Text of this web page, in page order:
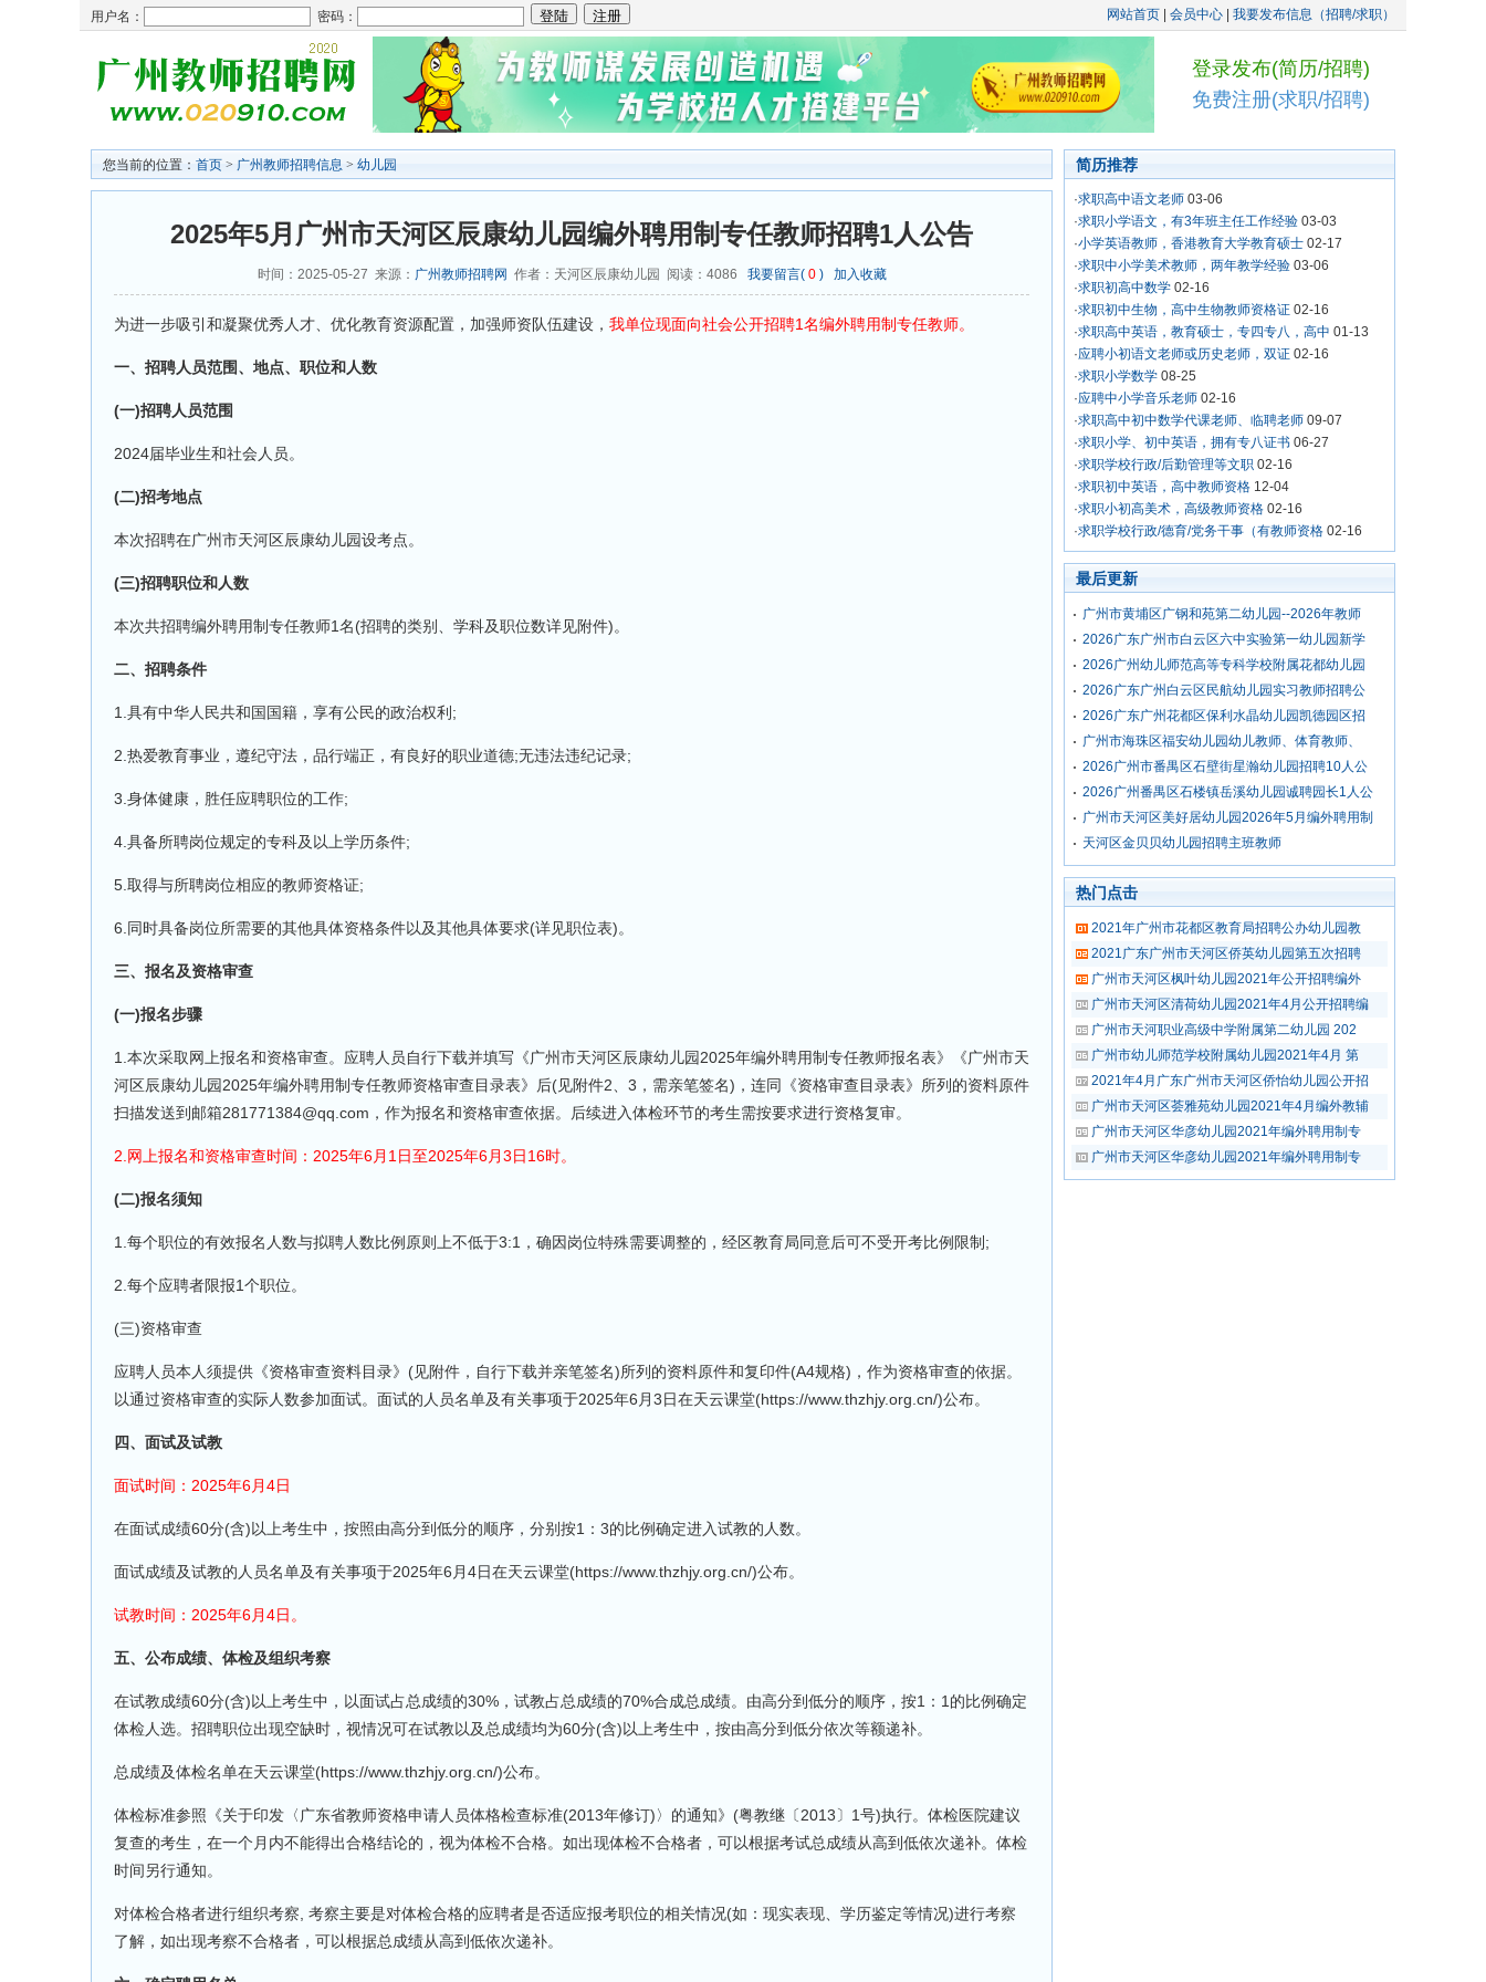
用户名： 密码： 网站首页 会员中心 我要发布信息（招聘/求职）
登录发布(简历/招聘)
免费注册(求职/招聘)
您当前的位置： 首页 > 广州教师招聘信息 > 幼儿园
2025年5月广州市天河区辰康幼儿园编外聘用制专任教师招聘1人公告
时间：2025-05-27 来源： 广州教师招聘网 作者：天河区辰康幼儿园 阅读： 4086 我要留言( 0) 加入收藏
为进一步吸引和凝聚优秀人才、优化教育资源配置，加强师资队伍建设， 我单位现面向社会公开招聘1名编外聘用制专任教师。
一、招聘人员范围、地点、职位和人数
(一)招聘人员范围
2024届毕业生和社会人员。
(二)招考地点
本次招聘在广州市天河区辰康幼儿园设考点。
(三)招聘职位和人数
本次共招聘编外聘用制专任教师1名(招聘的类别、学科及职位数详见附件)。
二、招聘条件
1.具有中华人民共和国国籍，享有公民的政治权利;
2.热爱教育事业，遵纪守法，品行端正，有良好的职业道德;无违法违纪记录;
3.身体健康，胜任应聘职位的工作;
4.具备所聘岗位规定的专科及以上学历条件;
5.取得与所聘岗位相应的教师资格证;
6.同时具备岗位所需要的其他具体资格条件以及其他具体要求(详见职位表)。
三、报名及资格审查
(一)报名步骤
1.本次采取网上报名和资格审查。应聘人员自行下载并填写《广州市天河区辰康幼儿园2025年编外聘用制专任教师报名表》《广州市天
河区辰康幼儿园2025年编外聘用制专任教师资格审查目录表》后(见附件2、3，需亲笔签名)，连同《资格审查目录表》所列的资料原件
扫描发送到邮箱281771384@qq.com，作为报名和资格审查依据。后续进入体检环节的考生需按要求进行资格复审。
2.网上报名和资格审查时间：2025年6月1日至2025年6月3日16时。
(二)报名须知
1.每个职位的有效报名人数与拟聘人数比例原则上不低于3:1，确因岗位特殊需要调整的，经区教育局同意后可不受开考比例限制;
2.每个应聘者限报1个职位。
(三)资格审查
应聘人员本人须提供《资格审查资料目录》(见附件，自行下载并亲笔签名)所列的资料原件和复印件(A4规格)，作为资格审查的依据。
以通过资格审查的实际人数参加面试。面试的人员名单及有关事项于2025年6月3日在天云课堂(https://www.thzhjy.org.cn/)公布。
四、面试及试教
面试时间：2025年6月4日
在面试成绩60分(含)以上考生中，按照由高分到低分的顺序，分别按1：3的比例确定进入试教的人数。
面试成绩及试教的人员名单及有关事项于2025年6月4日在天云课堂(https://www.thzhjy.org.cn/)公布。
试教时间：2025年6月4日。
五、公布成绩、体检及组织考察
在试教成绩60分(含)以上考生中，以面试占总成绩的30%，试教占总成绩的70%合成总成绩。由高分到低分的顺序，按1：1的比例确定
体检人选。招聘职位出现空缺时，视情况可在试教以及总成绩均为60分(含)以上考生中，按由高分到低分依次等额递补。
总成绩及体检名单在天云课堂(https://www.thzhjy.org.cn/)公布。
体检标准参照《关于印发〈广东省教师资格申请人员体格检查标准(2013年修订)〉的通知》(粤教继〔2013〕1号)执行。体检医院建议
复查的考生，在一个月内不能得出合格结论的，视为体检不合格。如出现体检不合格者，可以根据考试总成绩从高到低依次递补。体检
时间另行通知。
对体检合格者进行组织考察, 考察主要是对体检合格的应聘者是否适应报考职位的相关情况(如：现实表现、学历鉴定等情况)进行考察
了解，如出现考察不合格者，可以根据总成绩从高到低依次递补。
简历推荐
·求职高中语文老师 03-06
·求职小学语文，有3年班主任工作经验 03-03
·小学英语教师，香港教育大学教育硕士 02-17
·求职中小学美术教师，两年教学经验 03-06
·求职初高中数学 02-16
·求职初中生物，高中生物教师资格证 02-16
·求职高中英语，教育硕士，专四专八，高中 01-13
·应聘小初语文老师或历史老师，双证 02-16
·求职小学数学 08-25
·应聘中小学音乐老师 02-16
·求职高中初中数学代课老师、临聘老师 09-07
·求职小学、初中英语，拥有专八证书 06-27
·求职学校行政/后勤管理等文职 02-16
·求职初中英语，高中教师资格 12-04
·求职小初高美术，高级教师资格 02-16
·求职学校行政/德育/党务干事（有教师资格 02-16
最后更新
广州市黄埔区广钢和苑第二幼儿园--2026年教师
2026广东广州市白云区六中实验第一幼儿园新学
2026广州幼儿师范高等专科学校附属花都幼儿园
2026广东广州白云区民航幼儿园实习教师招聘公
2026广东广州花都区保利水晶幼儿园凯德园区招
广州市海珠区福安幼儿园幼儿教师、体育教师、
2026广州市番禺区石壁街星瀚幼儿园招聘10人公
2026广州番禺区石楼镇岳溪幼儿园诚聘园长1人公
广州市天河区美好居幼儿园2026年5月编外聘用制
天河区金贝贝幼儿园招聘主班教师
热门点击
2021年广州市花都区教育局招聘公办幼儿园教
2021广东广州市天河区侨英幼儿园第五次招聘
广州市天河区枫叶幼儿园2021年公开招聘编外
广州市天河区清荷幼儿园2021年4月公开招聘编
广州市天河职业高级中学附属第二幼儿园 202
广州市幼儿师范学校附属幼儿园2021年4月 第
2021年4月广东广州市天河区侨怡幼儿园公开招
广州市天河区荟雅苑幼儿园2021年4月编外教辅
广州市天河区华彦幼儿园2021年编外聘用制专
广州市天河区华彦幼儿园2021年编外聘用制专